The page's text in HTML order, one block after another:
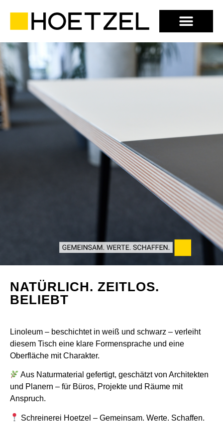
NATÜRLICH. ZEITLOS.
BELIEBT
Linoleum – beschichtet in weiß und schwarz – verleiht
diesem Tisch eine klare Formensprache und eine
Oberfläche mit Charakter.
Aus Naturmaterial gefertigt, geschätzt von Architekten
und Planern – für Büros, Projekte und Räume mit
Anspruch.
Schreinerei Hoetzel – Gemeinsam. Werte. Schaffen.